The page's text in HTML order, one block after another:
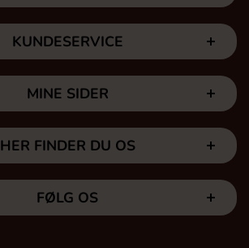
KUNDESERVICE
MINE SIDER
HER FINDER DU OS
FØLG OS